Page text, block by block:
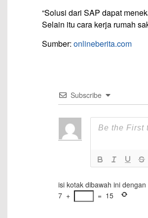
“Solusi dari SAP dapat
Selain itu cara kerja rumah
Sumber: onlineberita.com
Subscribe
isi kotak dibawah ini
7 + = 15